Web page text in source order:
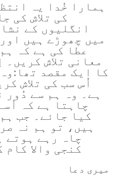
ہمارا خُدا یہ
کی تلاش کی
انگلیوں کے
میں چھوڑے ہیں
عطا کی ہے کہ
معانی تلاش
کا ایک مقصد
اُس سب کی تلاش
ہے۔ وہ ہم سے دُور
چاہتا ہے کہ
کیا جائے۔ جب
ہیں، تو ہم نہ
چاہ رہے ہوتے
کنجی والا
میری دعا